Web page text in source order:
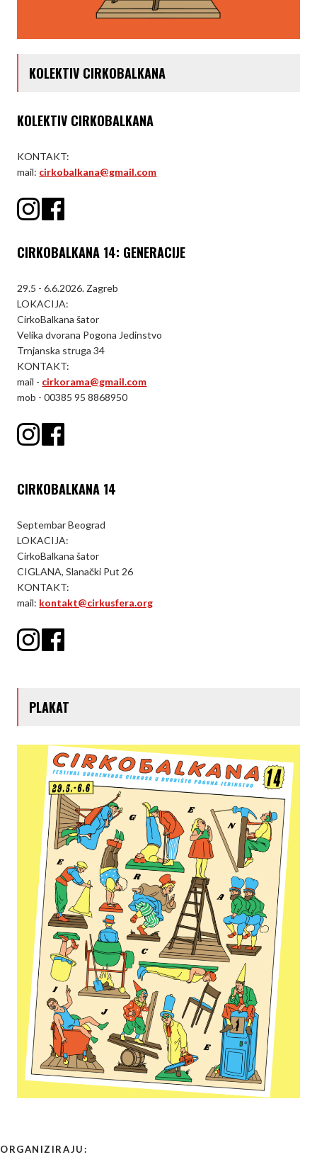
KOLEKTIV CIRKOBALKANA
KOLEKTIV CIRKOBALKANA
KONTAKT:
mail: cirkobalkana@gmail.com
CIRKOBALKANA 14: GENERACIJE
29.5 - 6.6.2026. Zagreb
LOKACIJA:
CirkoBalkana šator
Velika dvorana Pogona Jedinstvo
Trnjanska struga 34
KONTAKT:
mail - cirkorama@gmail.com
mob - 00385 95 8868950
CIRKOBALKANA 14
Septembar Beograd
LOKACIJA:
CirkoBalkana šator
CIGLANA, Slanački Put 26
KONTAKT:
mail: kontakt@cirkusfera.org
PLAKAT
ORGANIZIRAJU: